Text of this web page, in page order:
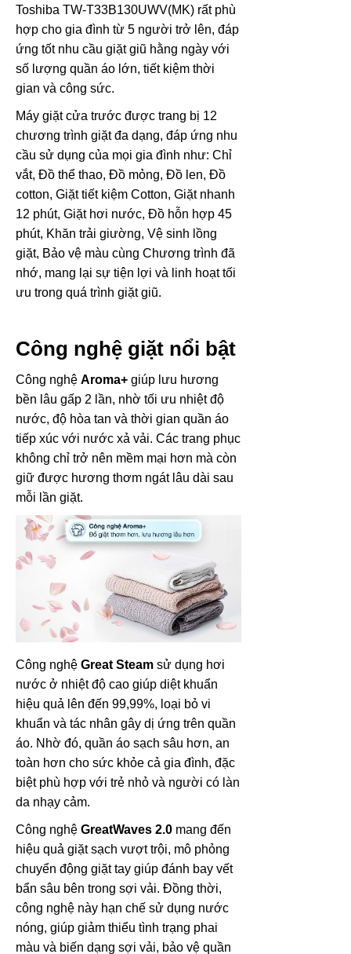
Toshiba TW-T33B130UWV(MK) rất phù
hợp cho gia đình từ 5 người trở lên, đáp
ứng tốt nhu cầu giặt giũ hằng ngày với
số lượng quần áo lớn, tiết kiệm thời
gian và công sức.
Máy giặt cửa trước được trang bị 12
chương trình giặt đa dạng, đáp ứng nhu
cầu sử dụng của mọi gia đình như: Chỉ
vắt, Đồ thể thao, Đồ mỏng, Đồ len, Đồ
cotton, Giặt tiết kiệm Cotton, Giặt nhanh
12 phút, Giặt hơi nước, Đồ hỗn hợp 45
phút, Khăn trải giường, Vệ sinh lồng
giặt, Bảo vệ màu cùng Chương trình đã
nhớ, mang lại sự tiện lợi và linh hoạt tối
ưu trong quá trình giặt giũ.
Công nghệ giặt nổi bật
Công nghệ Aroma+ giúp lưu hương
bền lâu gấp 2 lần, nhờ tối ưu nhiệt độ
nước, độ hòa tan và thời gian quần áo
tiếp xúc với nước xả vải. Các trang phục
không chỉ trở nên mềm mại hơn mà còn
giữ được hương thơm ngát lâu dài sau
mỗi lần giặt.
Công nghệ Great Steam sử dụng hơi
nước ở nhiệt độ cao giúp diệt khuẩn
hiệu quả lên đến 99,99%, loại bỏ vi
khuẩn và tác nhân gây dị ứng trên quần
áo. Nhờ đó, quần áo sạch sâu hơn, an
toàn hơn cho sức khỏe cả gia đình, đặc
biệt phù hợp với trẻ nhỏ và người có làn
da nhạy cảm.
Công nghệ GreatWaves 2.0 mang đến
hiệu quả giặt sạch vượt trội, mô phỏng
chuyển động giặt tay giúp đánh bay vết
bẩn sâu bên trong sợi vải. Đồng thời,
công nghệ này hạn chế sử dụng nước
nóng, giúp giảm thiểu tình trạng phai
màu và biến dạng sợi vải, bảo vệ quần